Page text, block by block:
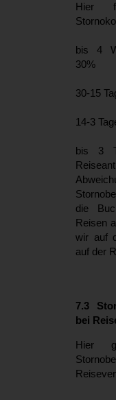
Hier
bis 4
30%
30-15
14-3
bis 3
die
Reisen
wir auf
auf der
7.3
bei
Hier